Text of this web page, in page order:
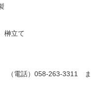
榊立て
（電話）058-263-3311 ま